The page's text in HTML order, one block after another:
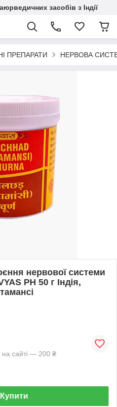
засобів з Індії
ПРЕПАРАТИ НЕРВОВА
нервової системи
PH 50 г Індія,
на сайті — 200 ₴
Купити